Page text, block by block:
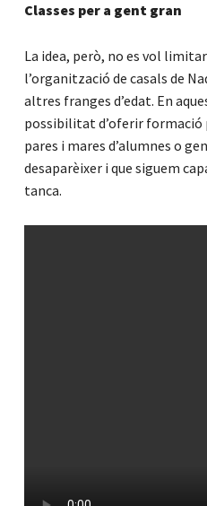
Classes per a gent gran
La idea, però, no es vol
l’organització de casals de
altres franges d’edat. En
possibilitat d’oferir formació
pares i mares d’alumnes o
desaparèixer i que siguem
tanca.